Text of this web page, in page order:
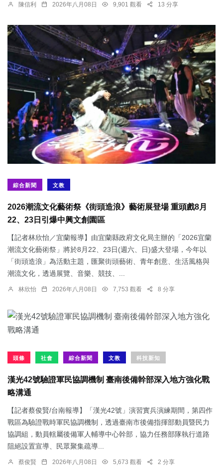
陳信利 2026年八月08日 9,901 觀看 13 分享
綜合新聞 文教
2026潮流文化藝術祭《街頭造浪》藝術展登場 重頭戲8月
22、23日引爆中興文創園區
【記者林欣怡／宜蘭報導】由宜蘭縣政府文化局主辦的「2026宜蘭
潮流文化藝術祭」將於8月22、23日(週六、日)盛大登場，今年以
「街頭造浪」為活動主題，匯聚街頭藝術、青年創意、生活風格與
潮流文化，透過展覽、音樂、競技、...
林欣怡 2026年八月08日 7,753 觀看 8 分享
頭條 社會 綜合新聞 文教 科技新知
漢光42號驗證軍民協調機制 臺南後備幹部深入地方強化戰
略溝通
【記者蔡俊賢/台南報導】「漢光42號」演習實兵演練期間，第四作
戰區為驗證戰時軍民協調機制，透過臺南市後備指揮部動員暨民力
協調組，動員轄屬後備軍人輔導中心幹部，協力任務部隊執行道路
阻絕設置宣導、民眾聚集疏導...
蔡俊賢 2026年八月08日 5,673 觀看 2 分享